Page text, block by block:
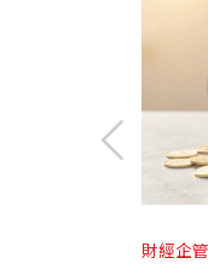
財經企管